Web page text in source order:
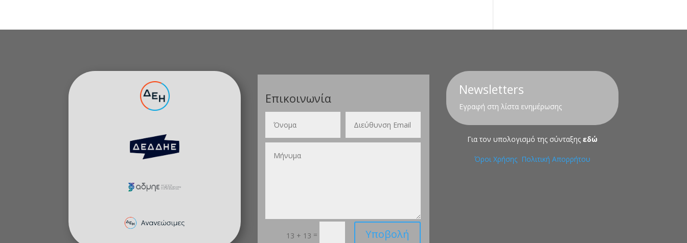
Επικοινωνία
13 + 13 = Υποβολή
Newsletters
Εγραφή στη λίστα ενημέρωσης
Για τον υπολογισμό της σύνταξης εδώ
Όροι Χρήσης Πολιτική Απορρήτου